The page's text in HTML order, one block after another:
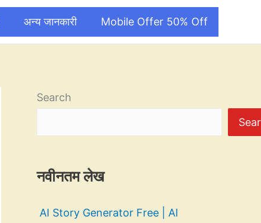
अन्य जानकारी Mobile Offer 50% Off
Search
नवीनतम लेख
AI Story Generator Free | AI